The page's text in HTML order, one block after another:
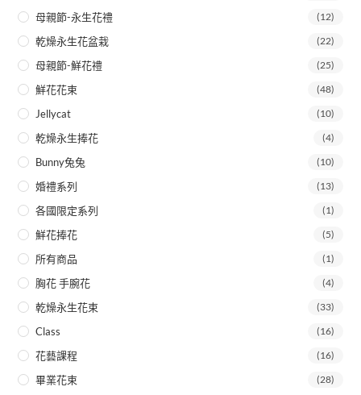
母親節-永生花禮 (12)
乾燥永生花盆栽 (22)
母親節-鮮花禮 (25)
鮮花花束 (48)
Jellycat (10)
乾燥永生捧花 (4)
Bunny兔兔 (10)
婚禮系列 (13)
各國限定系列 (1)
鮮花捧花 (5)
所有商品 (1)
胸花 手腕花 (4)
乾燥永生花束 (33)
Class (16)
花藝課程 (16)
畢業花束 (28)